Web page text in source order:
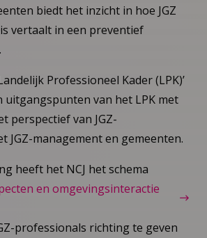
biedt het inzicht in hoe JGZ
vertaalt in een preventief
Professioneel Kader (LPK)’
uitgangspunten van het LPK met
perspectief van JGZ-
JGZ-management en gemeenten.
heeft het NCJ het schema
en omgevingsinteractie
professionals richting te geven